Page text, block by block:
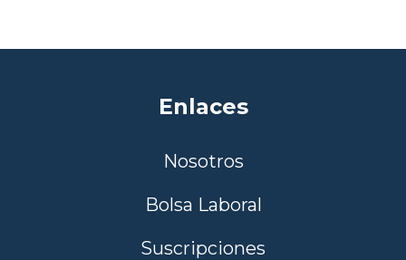
Enlaces
Nosotros
Bolsa Laboral
Suscripciones